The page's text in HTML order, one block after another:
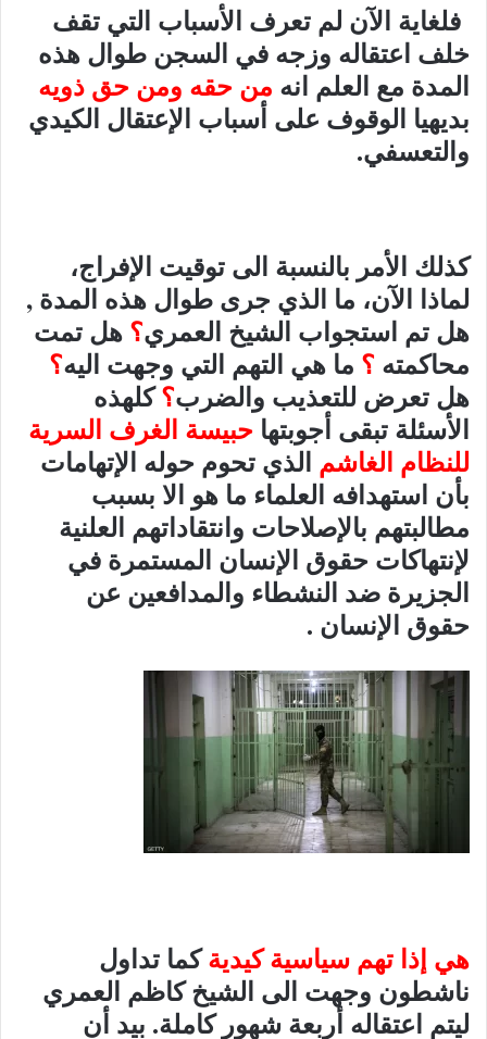
فلغاية الآن لم تعرف الأسباب التي تقف
خلف اعتقاله وزجه في السجن طوال هذه
المدة مع العلم انه من حقه ومن حق ذويه
بديهيا الوقوف على أسباب الإعتقال الكيدي
والتعسفي.
كذلك الأمر بالنسبة الى توقيت الإفراج،
لماذا الآن، ما الذي جرى طوال هذه المدة ,
هل تم استجواب الشيخ العمري؟ هل تمت
محاكمته ؟ ما هي التهم التي وجهت اليه؟
هل تعرض للتعذيب والضرب؟كلهذه
الأسئلة تبقى أجوبتها حبيسة الغرف السرية
للنظام الغاشم الذي تحوم حوله الإتهامات
بأن استهدافه العلماء ما هو الا بسبب
مطالبتهم بالإصلاحات وانتقاداتهم العلنية
لإنتهاكات حقوق الإنسان المستمرة في
الجزيرة ضد النشطاء والمدافعين عن
حقوق الإنسان .
هي إذا تهم سياسية كيديةكما تداول
ناشطون وجهت الى الشيخ كاظم العمري
ليتم اعتقاله أربعة شهور كاملة. بيد أن